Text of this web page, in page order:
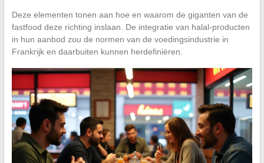
Deze elementen tonen aan hoe en waarom de giganten van de
fastfood deze richting inslaan. De integratie van halal-producten
in hun aanbod zou de normen van de voedingsindustrie in
Frankrijk en daarbuiten kunnen herdefiniëren.